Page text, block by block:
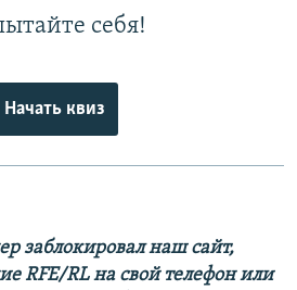
себя!
Начать квиз
заблокировал наш сайт,
RFE/RL на свой телефон или